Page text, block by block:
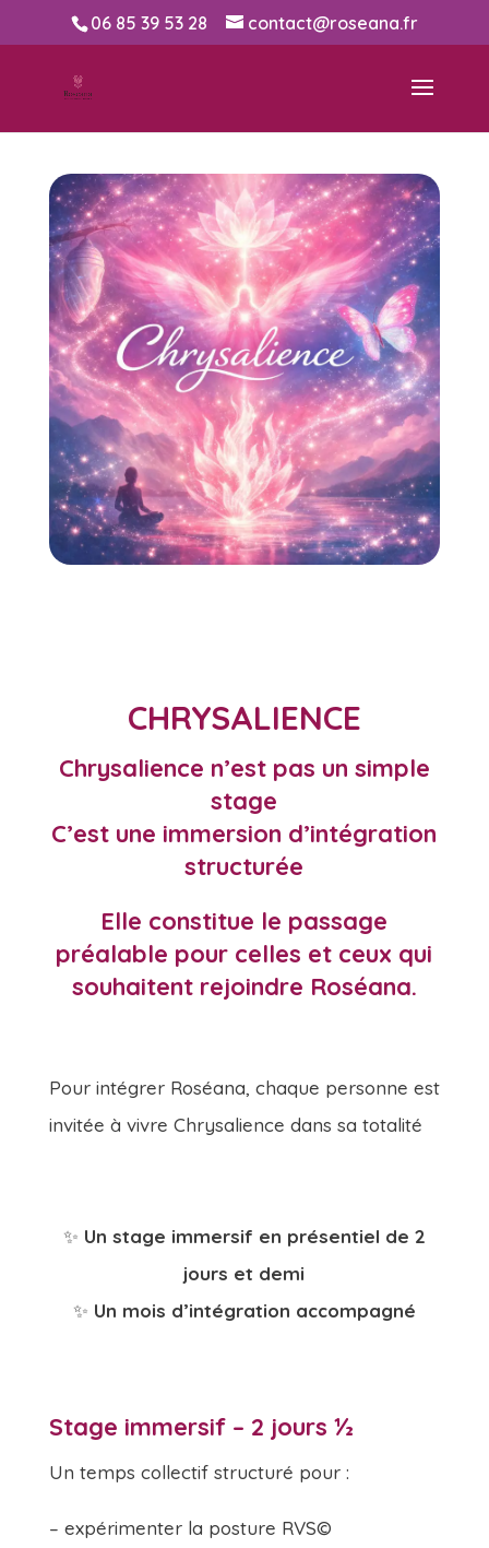
06 85 39 53 28 contact@roseana.fr
CHRYSALIENCE
Chrysalience n’est pas un simple
stage
C’est une immersion d’intégration
structurée
Elle constitue le passage
préalable pour celles et ceux qui
souhaitent rejoindre Roséana.
Pour intégrer Roséana, chaque personne est
invitée à vivre Chrysalience dans sa totalité
✨ Un stage immersif en présentiel de 2
jours et demi
✨ Un mois d’intégration accompagné
Stage immersif – 2 jours ½
Un temps collectif structuré pour :
– expérimenter la posture RVS©